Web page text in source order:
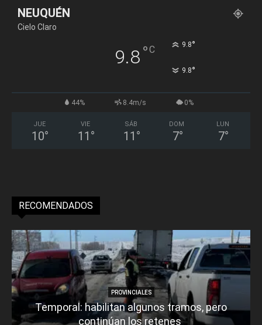
NEUQUÉN
Cielo Claro
9.8°C 9.8°
9.8°
44% 8.4m/s 0%
JUE
10°
VIE
11 °
SÁB
11 °
DOM
7°
LUN
7°
RECOMENDADOS
PROVINCIALES
Temporal: habilitan algunos tramos, pero
continúan los retenes